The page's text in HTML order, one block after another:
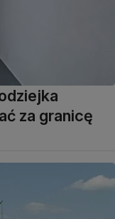
za granicę